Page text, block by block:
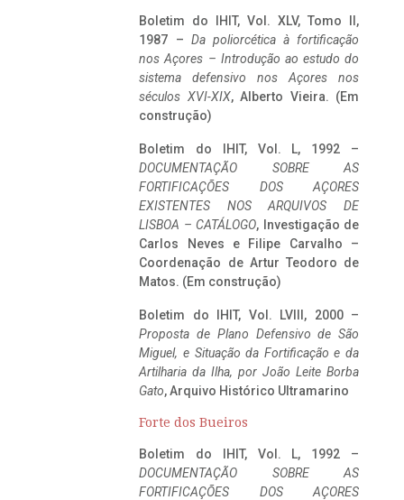
Boletim do IHIT, Vol. XLV, Tomo II,
1987 – Da poliorcética à fortificação
nos Açores – Introdução ao estudo do
sistema defensivo nos Açores nos
séculos XVI-XIX, Alberto Vieira. (Em
construção)
Boletim do IHIT, Vol. L, 1992 –
DOCUMENTAÇÃO SOBRE AS
FORTIFICAÇÕES DOS AÇORES
EXISTENTES NOS ARQUIVOS DE
LISBOA – CATÁLOGO, Investigação de
Carlos Neves e Filipe Carvalho –
Coordenação de Artur Teodoro de
Matos. (Em construção)
Boletim do IHIT, Vol. LVIII, 2000 –
Proposta de Plano Defensivo de São
Miguel, e Situação da Fortificação e da
Artilharia da Ilha, por João Leite Borba
Gato, Arquivo Histórico Ultramarino
Forte dos Bueiros
Boletim do IHIT, Vol. L, 1992 –
DOCUMENTAÇÃO SOBRE AS
FORTIFICAÇÕES DOS AÇORES